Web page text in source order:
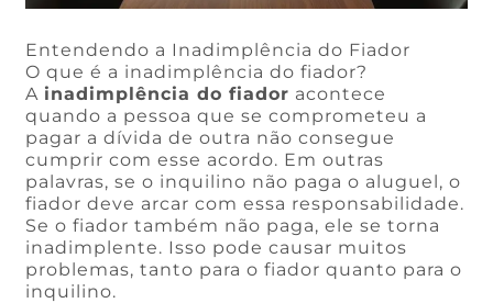
Entendendo a Inadimplência do Fiador
O que é a inadimplência do fiador?
A inadimplência do fiador acontece
quando a pessoa que se comprometeu a
pagar a dívida de outra não consegue
cumprir com esse acordo. Em outras
palavras, se o inquilino não paga o aluguel, o
fiador deve arcar com essa responsabilidade.
Se o fiador também não paga, ele se torna
inadimplente. Isso pode causar muitos
problemas, tanto para o fiador quanto para o
inquilino.